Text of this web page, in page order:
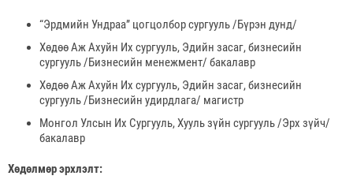
“Эрдмийн Ундраа” цогцолбор сургууль /Бүрэн дунд/
Хөдөө Аж Ахуйн Их сургууль, Эдийн засаг, бизнесийн
сургууль /Бизнесийн менежмент/ бакалавр
Хөдөө Аж Ахуйн Их сургууль, Эдийн засаг, бизнесийн
сургууль /Бизнесийн удирдлага/ магистр
Монгол Улсын Их Сургууль, Хууль зүйн сургууль /Эрх зүйч/
бакалавр
Хөдөлмөр эрхлэлт: